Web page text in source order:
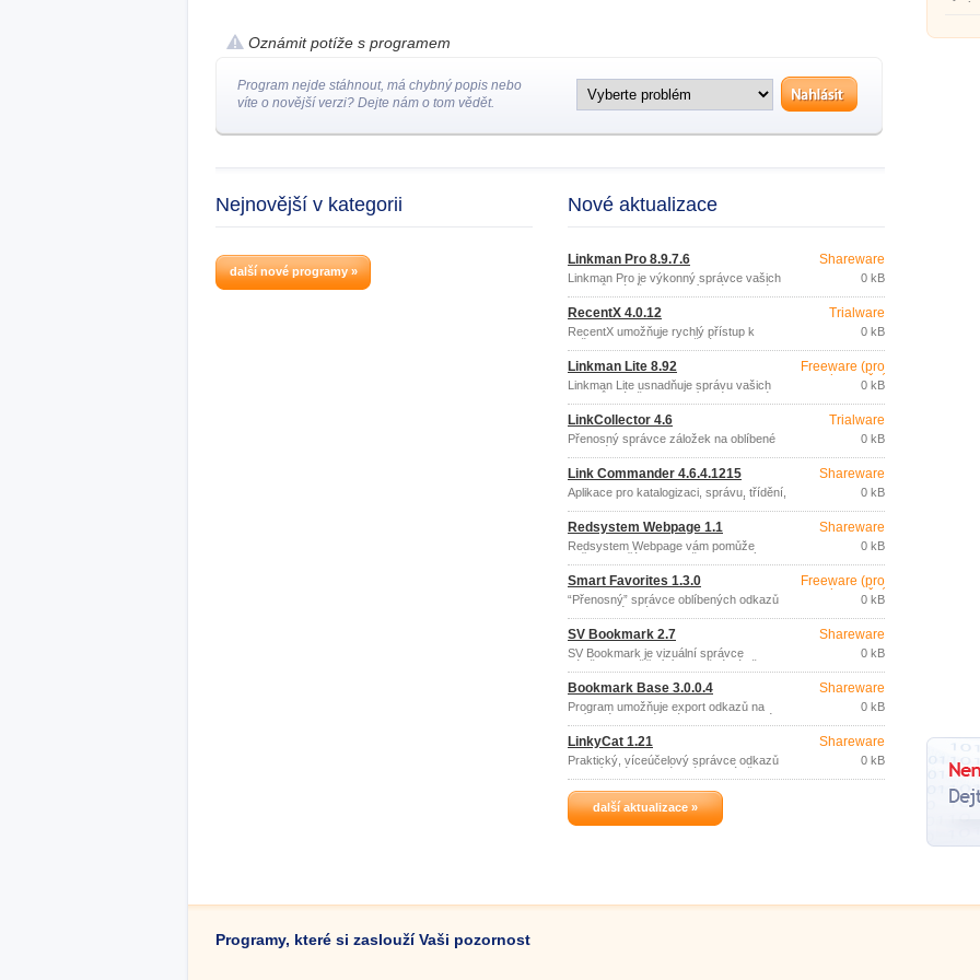
Oznámit potíže s programem
Program nejde stáhnout, má chybný popis nebo
víte o novější verzi? Dejte nám o tom vědět.
Nejnovější v kategorii
další nové programy »
Nové aktualizace
Linkman Pro 8.9.7.6
Linkman Pro je výkonný správce vašich
odkazů (záložek) na oblíbené webové
stránky.
Shareware
0 kB
RecentX 4.0.12
RecentX umožňuje rychlý přístup k
vašim dokumentům, složkám,
programům, historii navštívených
internetových stránek, oblíbeným
webovým stránkám, apod.
Trialware
0 kB
Linkman Lite 8.92
Linkman Lite usnadňuje správu vašich
odkazů (záložek) na oblíbené webové
stránky.
Freeware (pro
nekomerční
účely)
0 kB
LinkCollector 4.6
Přenosný správce záložek na oblíbené
webové stránky.
Trialware
0 kB
Link Commander 4.6.4.1215
Aplikace pro katalogizaci, správu, třídění,
synchronizaci a verifikaci webových
záložek a odkazů na oblíbené webové
stránky.
Shareware
0 kB
Redsystem Webpage 1.1
Redsystem Webpage vám pomůže
udělat si pořádek ve vašich webových
stránkách.
Shareware
0 kB
Smart Favorites 1.3.0
“Přenosný” správce oblíbených odkazů
na webové stránky.
Freeware (pro
nekomerční
účely)
0 kB
SV Bookmark 2.7
SV Bookmark je vizuální správce
záložek, umožňující ke každé záložce
uložit snímek příslušné webové stránky.
Shareware
0 kB
Bookmark Base 3.0.0.4
Program umožňuje export odkazů na
oblíbené webové stránky z internetového
prohlížeče do databáze a opačně, import
odkazů z databáze do prohlížeče,
včetně ověření platnosti odkazů.
Shareware
0 kB
LinkyCat 1.21
Praktický, víceúčelový správce odkazů
na oblíbené webové stránky (záložek).
Shareware
0 kB
další aktualizace »
který
Programy, které si zaslouží Vaši pozornost